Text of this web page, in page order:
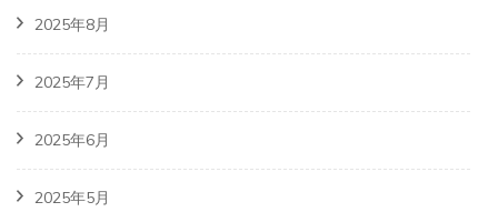
2025年8月
2025年7月
2025年6月
2025年5月